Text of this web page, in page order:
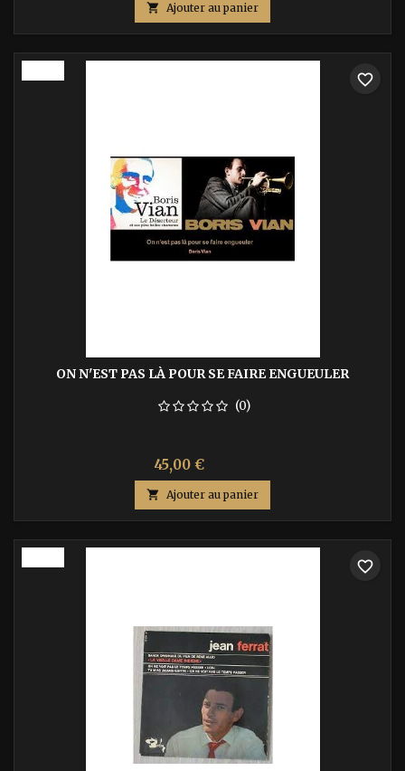
base
 Ajouter au panier
ON N'EST PAS LÀ POUR SE FAIRE ENGUEULER
(0)
Prix
45,00 €
base
 Ajouter au panier
favorite_border
favorite_border